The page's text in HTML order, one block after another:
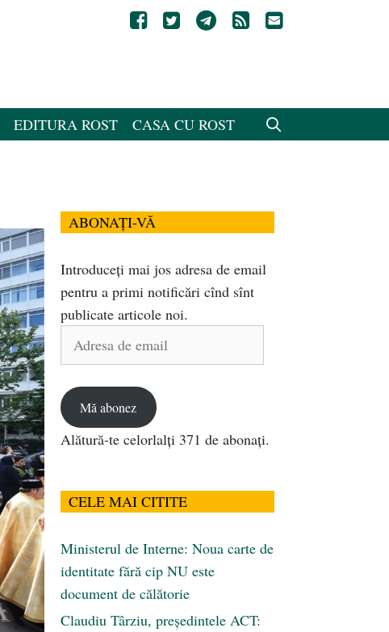
EDITURA ROST CASA CU ROST
ABONAȚI-VĂ
Introduceți mai jos adresa de email
pentru a primi notificări cînd sînt
publicate articole noi.
Adresa
Mă abonez
Alătură-te celorlalți 371 de abonați.
CELE MAI CITITE
Ministerul de Interne: Noua carte de
identitate fără cip NU este
document de călătorie
Claudiu Târziu, președintele ACT: